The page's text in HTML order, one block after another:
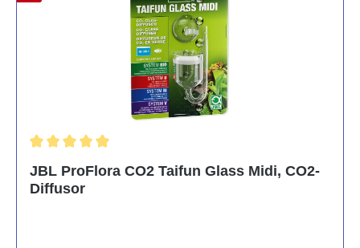
JBL ProFlora CO2 Taifun Glass Midi, CO2-
Diffusor